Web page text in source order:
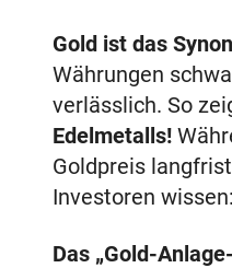
Gold ist das
Währungen
verlässlich. So
Edelmetalls!
Goldpreis
Investoren
Das „Gold-